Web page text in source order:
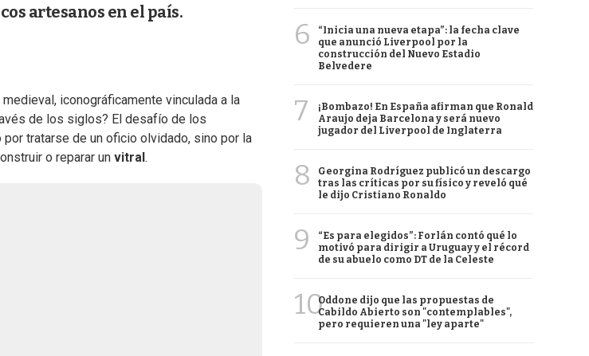
artesanos en el país.
iconográficamente vinculada a la
de los siglos? El desafío de los
tratarse de un oficio olvidado, sino por la
o reparar un vitral .
6
“Inicia una nueva etapa”: la fecha clave
que anunció Liverpool por la
construcción del Nuevo Estadio
Belvedere
7
¡Bombazo! En España afirman que Ronald
Araujo deja Barcelona y será nuevo
jugador del Liverpool de Inglaterra
8
Georgina Rodríguez publicó un descargo
tras las críticas por su físico y reveló qué
le dijo Cristiano Ronaldo
9
“Es para elegidos”: Forlán contó qué lo
motivó para dirigir a Uruguay y el récord
de su abuelo como DT de la Celeste
10Oddone dijo que las propuestas de
Cabildo Abierto son "contemplables",
pero requieren una "ley aparte"